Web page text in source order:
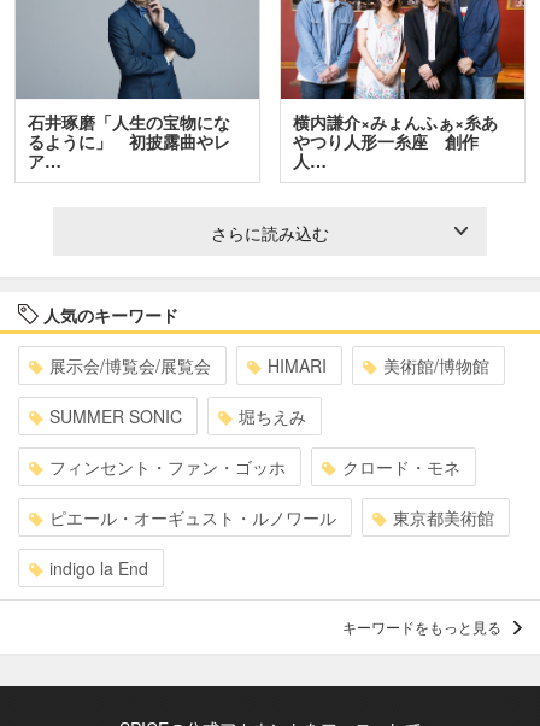
石井琢磨「人生の宝物にな
るように」 初披露曲やレ
ア…
横内謙介×みょんふぁ×糸あ
やつり人形一糸座 創作
人…
さらに読み込む
人気のキーワード
展示会/博覧会/展覧会 HIMARI 美術館/博物館
SUMMER SONIC 堀ちえみ
フィンセント・ファン・ゴッホ クロード・モネ
ピエール・オーギュスト・ルノワール 東京都美術館
indigo la End
キーワードをもっと見る